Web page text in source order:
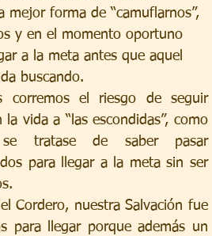
mejor forma de “camuflarnos”,
y en el momento oportuno
a la meta antes que aquel
buscando.
corremos el riesgo de seguir
vida a “las escondidas”, como
tratase de saber pasar
para llegar a la meta sin ser
Cordero, nuestra Salvación fue
para llegar porque además un